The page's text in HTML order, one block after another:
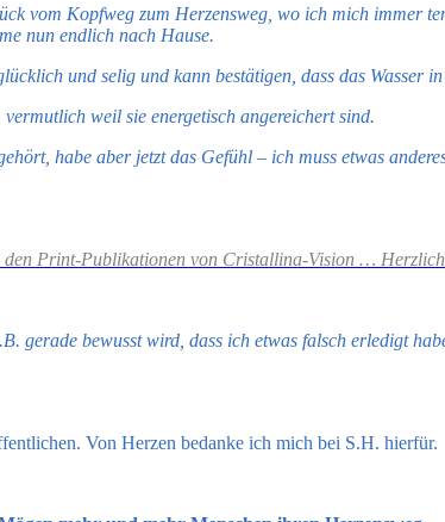
vom Kopfweg zum Herzensweg, wo ich mich immer
nun endlich nach Hause.
und selig und kann bestätigen, dass das Wasser
weil sie energetisch angereichert sind.
habe aber jetzt das Gefühl – ich muss etwas
Print-Publikationen von Cristallina-Vision …
gerade bewusst wird, dass ich etwas falsch erledigt
Von Herzen bedanke ich mich bei S.H. hierfür.